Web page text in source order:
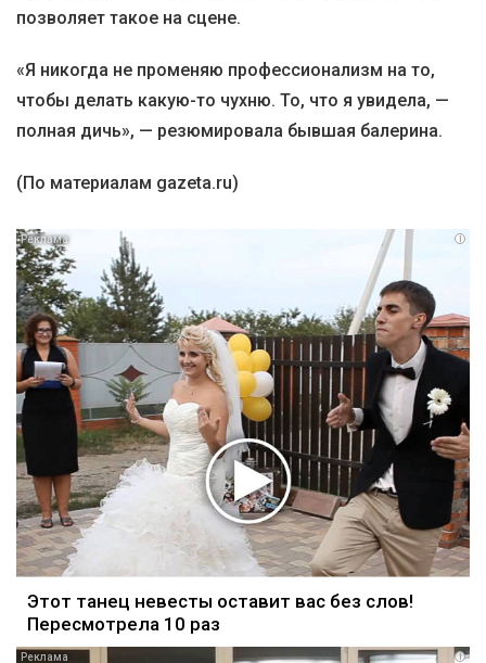
позволяет такое на сцене.
«Я никогда не променяю профессионализм на то,
чтобы делать какую-то чухню. То, что я увидела, —
полная дичь», — резюмировала бывшая балерина.
(По материалам gazeta.ru)
i
Этот танец невесты оставит вас без слов!
Пересмотрела 10 раз
i